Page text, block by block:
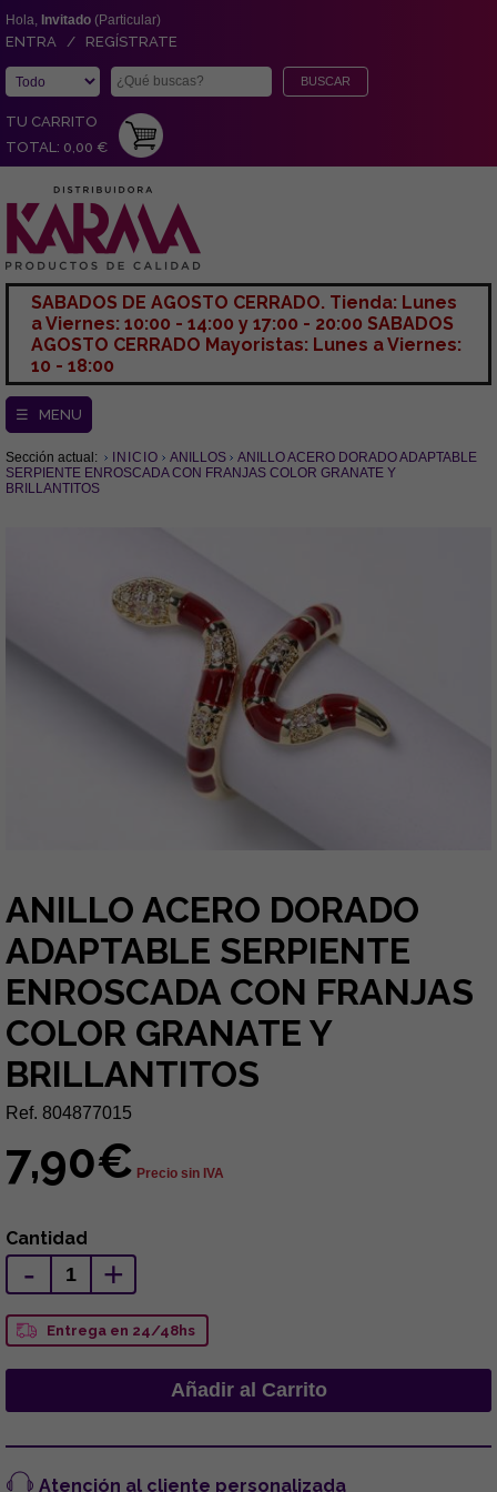
Hola, Invitado (Particular)
ENTRA / REGÍSTRATE
TU CARRITO
TOTAL: 0,00 €
SABADOS DE AGOSTO CERRADO. Tienda: Lunes
a Viernes: 10:00 - 14:00 y 17:00 - 20:00 SABADOS
AGOSTO CERRADO Mayoristas: Lunes a Viernes:
10 - 18:00
☰ MENU
Sección actual: INICIO ANILLOS
ANILLO ACERO DORADO ADAPTABLE
SERPIENTE ENROSCADA CON FRANJAS COLOR GRANATE Y
BRILLANTITOS
ANILLO ACERO DORADO
ADAPTABLE SERPIENTE
ENROSCADA CON FRANJAS
COLOR GRANATE Y
BRILLANTITOS
Ref. 804877015
7,90€ Precio sin IVA
Cantidad
- +
Entrega en 24/48hs
Atención al cliente personalizada